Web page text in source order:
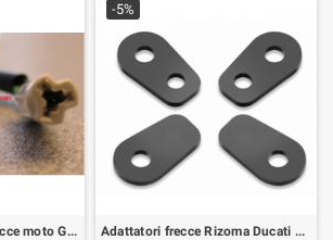
Adattatore attacco frecce moto Giapponesi per Suzuki/Yamaha connettore maschio
-5%
Adattatori frecce Rizoma Ducati Monster 1100/696/Streetfighter, Yamaha R1 02-, R6 03-, FZ1/FZ6, XJ6,FZ8, MT-10